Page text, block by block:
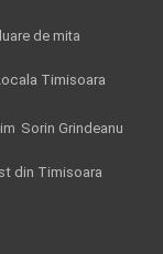
luare de mita
Timisoara
Sorin Grindeanu
din Timisoara